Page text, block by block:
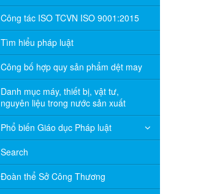
Công tác ISO TCVN ISO 9001:2015
Tìm hiểu pháp luật
Công bố hợp quy sản phẩm dệt may
Danh mục máy, thiết bị, vật tư,
nguyên liệu trong nước sản xuất
Phổ biến Giáo dục Pháp luật
Search
Đoàn thể Sở Công Thương